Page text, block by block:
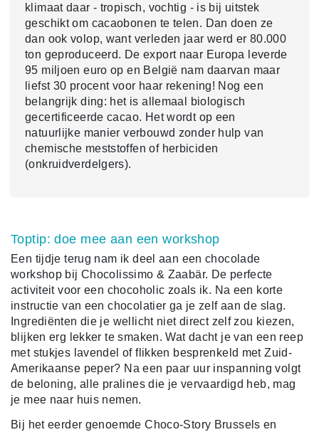
klimaat daar - tropisch, vochtig - is bij uitstek
geschikt om cacaobonen te telen. Dan doen ze
dan ook volop, want verleden jaar werd er 80.000
ton geproduceerd. De export naar Europa leverde
95 miljoen euro op en België nam daarvan maar
liefst 30 procent voor haar rekening! Nog een
belangrijk ding: het is allemaal biologisch
gecertificeerde cacao. Het wordt op een
natuurlijke manier verbouwd zonder hulp van
chemische meststoffen of herbiciden
(onkruidverdelgers).
Toptip: doe mee aan een workshop
Een tijdje terug nam ik deel aan een chocolade
workshop bij Chocolissimo & Zaabär. De perfecte
activiteit voor een chocoholic zoals ik. Na een korte
instructie van een chocolatier ga je zelf aan de slag.
Ingrediënten die je wellicht niet direct zelf zou kiezen,
blijken erg lekker te smaken. Wat dacht je van een reep
met stukjes lavendel of flikken besprenkeld met Zuid-
Amerikaanse peper? Na een paar uur inspanning volgt
de beloning, alle pralines die je vervaardigd heb, mag
je mee naar huis nemen.
Bij het eerder genoemde Choco-Story Brussels en